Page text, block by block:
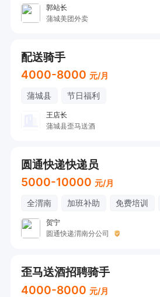
郭站长
蒲城美团外卖
配送骑手
4000-8000 元/月
蒲城县 节日福利
王店长
蒲城县歪马送酒
圆通快递快递员
5000-10000 元/月
全渭南 加班补助 免费培训
贺宁
圆通快递渭南分公司
歪马送酒招聘骑手
4000-8000 元/月